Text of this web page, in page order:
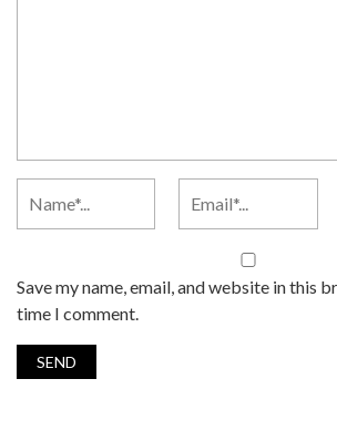
Save my name, email, and website in this
time I comment.